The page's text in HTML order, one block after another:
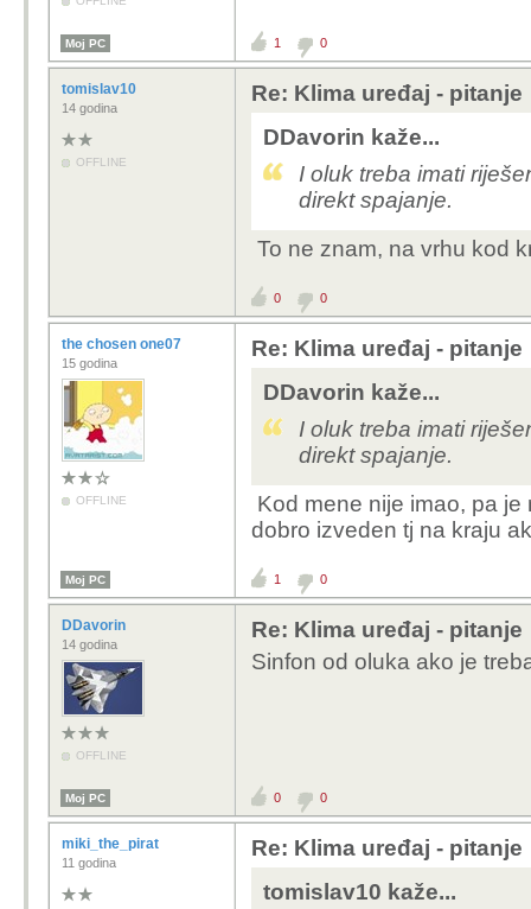
Moj PC 1 0
tomislav10
14 godina
OFFLINE
Re: Klima uređaj - pitanje
DDavorin kaže...
I oluk treba imati
direkt spajanje.
To ne znam, na vrhu kod
0 0
the chosen one07
15 godina
OFFLINE
Re: Klima uređaj - pitanje
DDavorin kaže...
I oluk treba imati
direkt spajanje.
Kod mene nije imao, pa
dobro izveden tj na kraju
Moj PC 1 0
DDavorin
14 godina
OFFLINE
Re: Klima uređaj - pitanje
Sinfon od oluka ako je
Moj PC 0 0
miki_the_pirat
11 godina
Re: Klima uređaj - pitanje
tomislav10 kaže...